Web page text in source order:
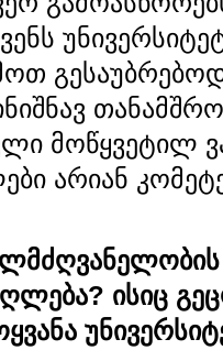
მოწყვეტილ
არიან
? ისიც